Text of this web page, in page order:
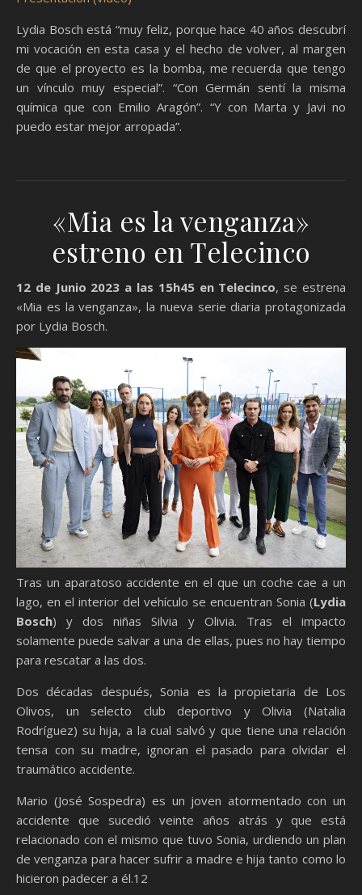
Lydia Bosch está “muy feliz, porque hace 40 años descubrí
mi vocación en esta casa y el hecho de volver, al margen
de que el proyecto es la bomba, me recuerda que tengo
un vínculo muy especial”. “Con Germán sentí la misma
química que con Emilio Aragón”. “Y con Marta y Javi no
puedo estar mejor arropada”.
«Mia es la venganza»
estreno en Telecinco
12 de Junio 2023 a las 15h45 en Telecinco, se estrena
«Mia es la venganza», la nueva serie diaria protagonizada
por Lydia Bosch.
Tras un aparatoso accidente en el que un coche cae a un
lago, en el interior del vehículo se encuentran Sonia (Lydia
Bosch) y dos niñas Silvia y Olivia. Tras el impacto
solamente puede salvar a una de ellas, pues no hay tiempo
para rescatar a las dos.
Dos décadas después, Sonia es la propietaria de Los
Olivos, un selecto club deportivo y Olivia (Natalia
Rodríguez) su hija, a la cual salvó y que tiene una relación
tensa con su madre, ignoran el pasado para olvidar el
traumático accidente.
Mario (José Sospedra) es un joven atormentado con un
accidente que sucedió veinte años atrás y que está
relacionado con el mismo que tuvo Sonia, urdiendo un plan
de venganza para hacer sufrir a madre e hija tanto como lo
hicieron padecer a él.12​